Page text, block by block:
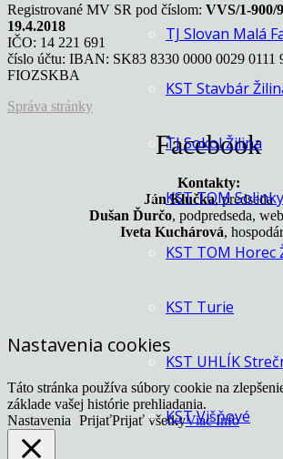
TJ Slovan Malá
KST Stavbár
TJ Sokol Žilina
KST TOM Solinky
KST TOM Horec
KST Turie
KST UHLÍK
KST Višňové
Registrované MV SR pod číslom: VVS/1-900/
19.4.2018
IČO: 14 221 691
číslo účtu: IBAN: SK83 8330 0000 0029 0111
FIOZSKBA
Správa stránky
Facebook
Kontakty:
Ján Klučka, predseda
Dušan Ďurčo, podpredseda,
Iveta Kuchárová,
Nastavenia cookies
Táto stránka používa súbory cookie na
základe vašej histórie prehliadania.
Nastavenia PrijaťPrijať všetkyViac Info